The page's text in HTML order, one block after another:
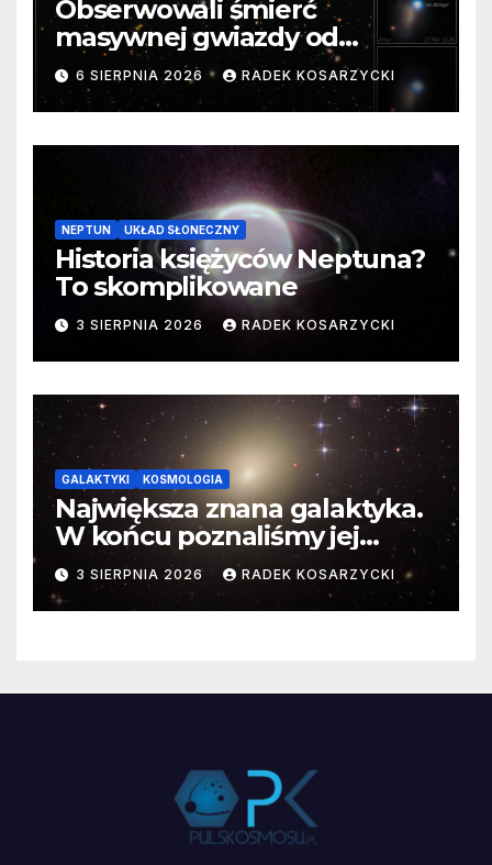
Obserwowali śmierć
masywnej gwiazdy od
samego początku. Niezwykle
cenne dane
6 SIERPNIA 2026 RADEK KOSARZYCKI
NEPTUN UKŁAD SŁONECZNY
Historia księżyców Neptuna?
To skomplikowane
3 SIERPNIA 2026 RADEK KOSARZYCKI
GALAKTYKI KOSMOLOGIA
Największa znana galaktyka.
W końcu poznaliśmy jej
faktyczne wymiary
3 SIERPNIA 2026 RADEK KOSARZYCKI